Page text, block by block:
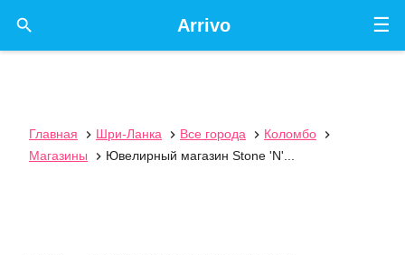
☰
Arrivo

Главная  Шри-Ланка  Все города  Коломбо

Магазины
 Ювелирный магазин Stone 'N'...